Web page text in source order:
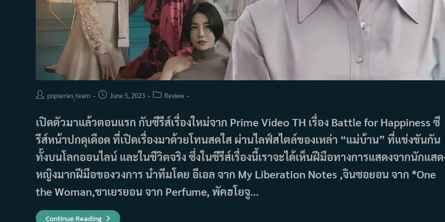
Postpopseries_team
Post June 5, 2023
PostReview
เปิดตัวมาแล้วตอนแรก กับซีรีส์เรื่องใหม่จาก Prime Video TH เรื่อง Battle for Happiness ซี
รีส์หน้าปกดุเดือด ที่เปิดเรื่องมาด้วยโทนสดใส ผ่านไลฟ์สไตล์ของเหล่า “แม่บ้าน” ที่แข่งขันกัน
ทั้งบนโลกออนไลน์ และในชีวิตจริง ซึ่งในซีรีส์เรื่องนี้เราจะได้เห็นฝีมือทางการแสดงจากนักแสด
หญิงมากฝีมือของวงการ นำทีมโดย อีเอล จาก My Liberation Notes ,จินซอยอน จาก *One
the Woman,ชาเยรยอน จาก Perfume, พัคฮโยจู…
Continue Readingรีวิว